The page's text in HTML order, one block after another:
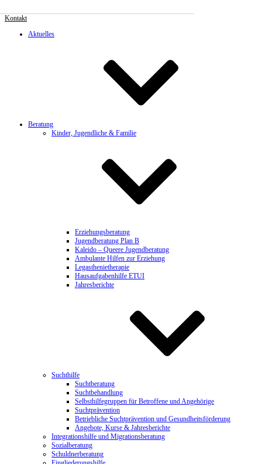
Kontakt
Aktuelles
Beratung
Kinder, Jugendliche & Familie
Erziehungsberatung
Jugendberatung Plan B
Kaleido – Queere Jugendberatung
Ambulante Hilfen zur Erziehung
Legasthenietherapie
Hausaufgabenhilfe ETUI
Jahresberichte
Suchthilfe
Suchtberatung
Suchtbehandlung
Selbsthilfegruppen für Betroffene und Angehörige
Suchtprävention
Betriebliche Suchtprävention und Gesundheitsförderung
Angebote, Kurse & Jahresberichte
Integrationshilfe und Migrationsberatung
Sozialberatung
Schuldnerberatung